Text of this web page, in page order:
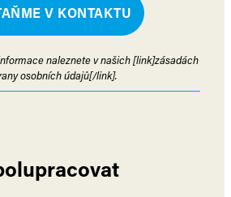
naleznete v našich [link]zásadách
osobních údajů[/link].